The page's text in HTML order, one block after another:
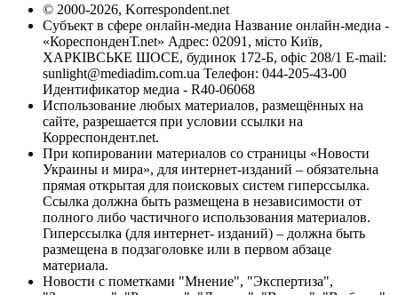
© 2000-2026, Korrespondent.net
Субъект в сфере онлайн-медиа Название онлайн-медиа -
«КореспонденТ.net» Адрес: 02091, місто Київ,
ХАРКІВСЬКЕ ШОСЕ, будинок 172-Б, офіс 208/1 E-mail:
sunlight@mediadim.com.ua Телефон: 044-205-43-00
Идентификатор медиа - R40-06068
Использование любых материалов, размещённых на
сайте, разрешается при условии ссылки на
Корреспондент.net.
При копировании материалов со страницы «Новости
Украины и мира», для интернет-изданий – обязательна
прямая открытая для поисковых систем гиперссылка.
Ссылка должна быть размещена в независимости от
полного либо частичного использования материалов.
Гиперссылка (для интернет- изданий) – должна быть
размещена в подзаголовке или в первом абзаце
материала.
Новости с пометками "Мнение", "Экспертиза",